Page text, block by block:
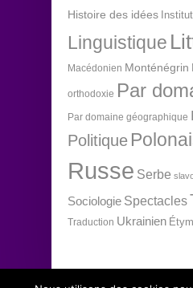
Histoire des idées
Linguistique
Macédonien Monténégrin
orthodoxie Par
Par domaine géographique
Politique
Russe Serbe
Sociologie Spectacles
Traduction Ukrainien